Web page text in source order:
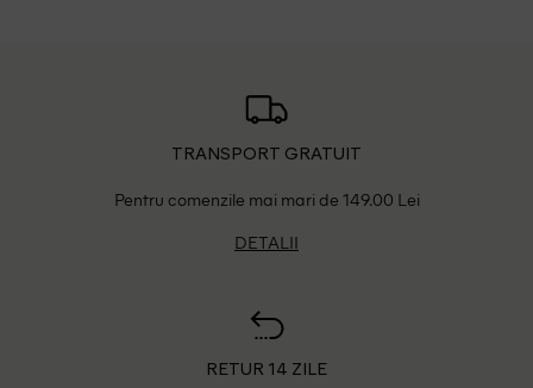
TRANSPORT GRATUIT
Pentru comenzile mai mari de 149.00 Lei
DETALII
RETUR 14 ZILE